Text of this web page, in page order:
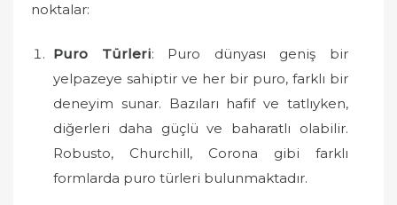
noktalar:
Puro Türleri: Puro dünyası geniş bir
yelpazeye sahiptir ve her bir puro, farklı bir
deneyim sunar. Bazıları hafif ve tatlıyken,
diğerleri daha güçlü ve baharatlı olabilir.
Robusto, Churchill, Corona gibi farklı
formlarda puro türleri bulunmaktadır.